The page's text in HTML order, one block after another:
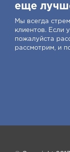
еще
Мы всегда
клиентов. Если
пожалуйста
рассмотрим, и